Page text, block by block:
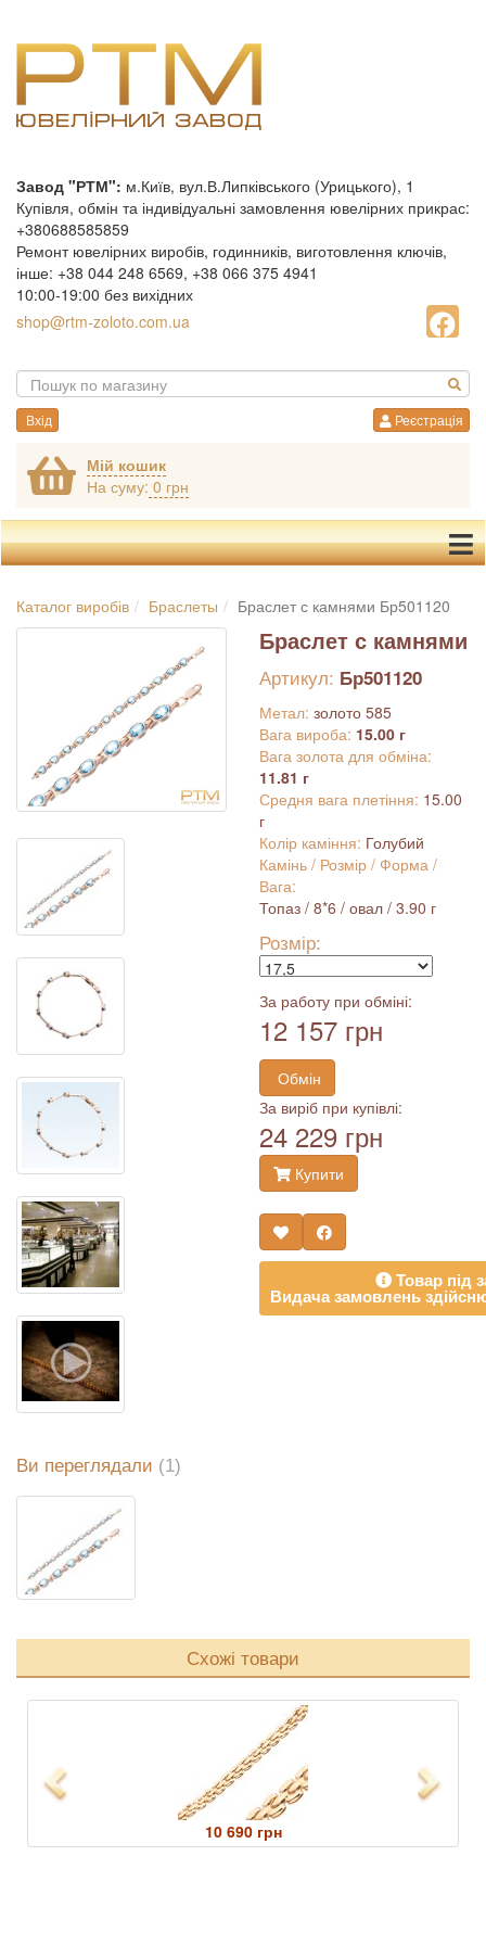
Завод "РТМ": м.Київ, вул.В.Липківського (Урицького), 1
Купівля, обмін та індивідуальні замовлення ювелірних прикрас:
+380688585859
Ремонт ювелірних виробів, годинників, виготовлення ключів,
інше: +38 044 248 6569, +38 066 375 4941
10:00-19:00 без вихідних
shop@rtm-zoloto.com.ua
Вхід Реєстрація
Мій кошик
На суму: 0 грн
Каталог виробів Браслеты Браслет с камнями Бр501120
Браслет с камнями
Артикул: Бр501120
Метал: золото 585
Вага вироба: 15.00 г
Вага золота для обміна:
11.81 г
Средня вага плетіння: 15.00
г
Колір каміння: Голубий
Камінь / Розмір / Форма /
Вага:
Топаз / 8*6 / овал / 3.90 г
Розмір:
За работу при обміні:
12 157 грн
Обмін
За виріб при купівлі:
24 229 грн
Купити
Товар під
Видача замовлень
Ви переглядали (1)
Схожі товари
Previous
10 690 грн
Next